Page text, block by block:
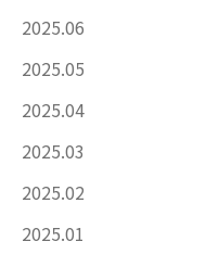
2025.06
2025.05
2025.04
2025.03
2025.02
2025.01